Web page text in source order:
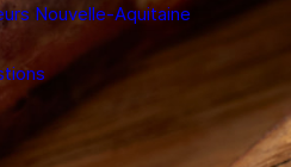
Nouvelle-Aquitaine